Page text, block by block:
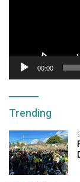
00:00
Trending